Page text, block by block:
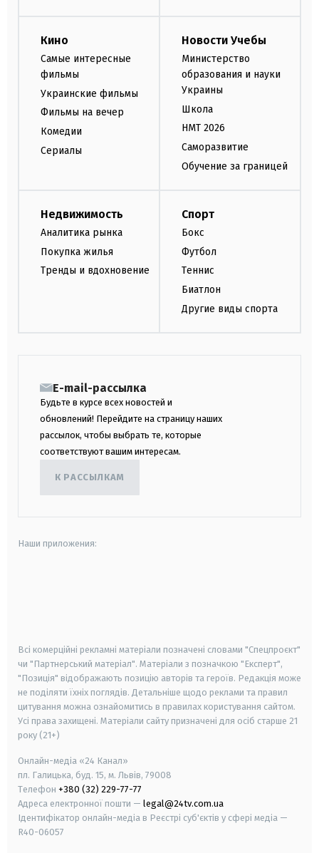
Кино
Самые интересные
фильмы
Украинские фильмы
Фильмы на вечер
Комедии
Сериалы
Новости Учебы
Министерство
образования и науки
Украины
Школа
НМТ 2026
Саморазвитие
Обучение за границей
Недвижимость
Аналитика рынка
Покупка жилья
Тренды и вдохновение
Спорт
Бокс
Футбол
Теннис
Биатлон
Другие виды спорта
E-mail-рассылка
Будьте в курсе всех новостей и
обновлений! Перейдите на страницу наших
рассылок, чтобы выбрать те, которые
соответствуют вашим интересам.
К РАССЫЛКАМ
Наши приложения:
Всі комерційні рекламні матеріали позначені словами "Спецпроєкт"
чи "Партнерський матеріал". Матеріали з позначкою "Експерт",
"Позиція" відображають позицію авторів та героїв. Редакція може
не поділяти їхніх поглядів. Детальніше щодо реклами та правил
цитування можна ознайомитись в правилах користування сайтом.
Усі права захищені. Матеріали сайту призначені для осіб старше 21
року (21+)
Онлайн-медіа «24 Канал»
пл. Галицька, буд. 15, м. Львів, 79008
Телефон +380 (32) 229-77-77
Адреса електронної пошти — legal@24tv.com.ua
Ідентифікатор онлайн-медіа в Реєстрі суб'єктів у сфері медіа —
R40-06057